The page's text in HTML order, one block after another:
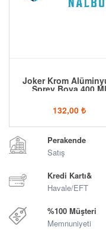
Joker Krom
Sprey Boya 400 Ml
132,00 ₺
Perakende
Satış
Kredi Kartı&
Havale/EFT
%100 Müşteri
Memnuniyeti